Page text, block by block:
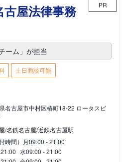
屋法律事務
PR
ーム」が担当
土日面談可能
名古屋市中村区椿町18-22 ロータスビ
/名鉄名古屋/近鉄名古屋駅
時間） 月09:00 - 21:00
水09:00 - 21:00